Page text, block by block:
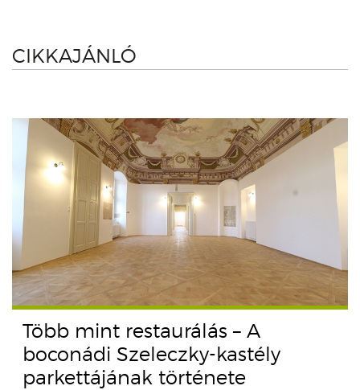
CIKKAJÁNLÓ
Több mint restaurálás – A
boconádi Szeleczky-kastély
parkettájának története